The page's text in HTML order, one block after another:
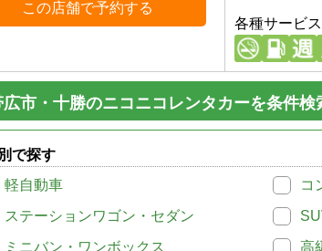
この店舗で予約する
各種サービス
広市・十勝のニコニコレンタカーを条件検
で探す
軽自動車
コ
ステーションワゴン・セダン
ミニバン・ワンボックス
高